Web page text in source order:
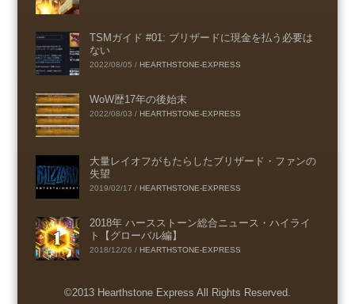
TSMガイド #01: ブリザードに現金を払う必要は
ない
2022/08/05 / HEARTHSTONE-EXPRESS
WoW歴17年の後始末
2022/08/03 / HEARTHSTONE-EXPRESS
大量レイオフがもたらしたブリザード・ファンの
失望
2019/02/17 / HEARTHSTONE-EXPRESS
2018年 ハースストーン総合ニュース・ハイライ
ト【グローバル編】
2018/12/26 / HEARTHSTONE-EXPRESS
©2013 Hearthstone Express All Rights Reserved.